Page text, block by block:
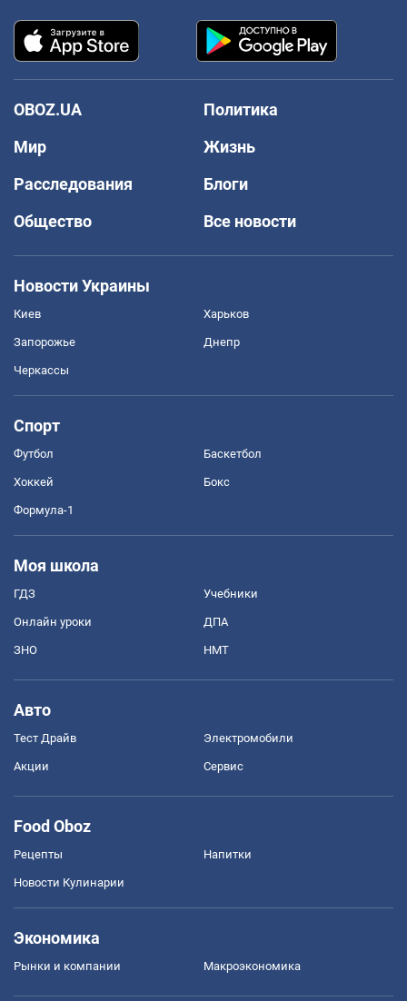
OBOZ.UA
Политика
Мир
Жизнь
Расследования
Блоги
Общество
Все новости
Новости Украины
Киев Харьков
Запорожье Днепр
Черкассы
Спорт
Футбол Баскетбол
Хоккей Бокс
Формула-1
Моя школа
ГДЗ Учебники
Онлайн уроки ДПА
ЗНО НМТ
Авто
Тест Драйв Электромобили
Акции Сервис
Food Oboz
Рецепты Напитки
Новости Кулинарии
Экономика
Рынки и компании Mакроэкономика